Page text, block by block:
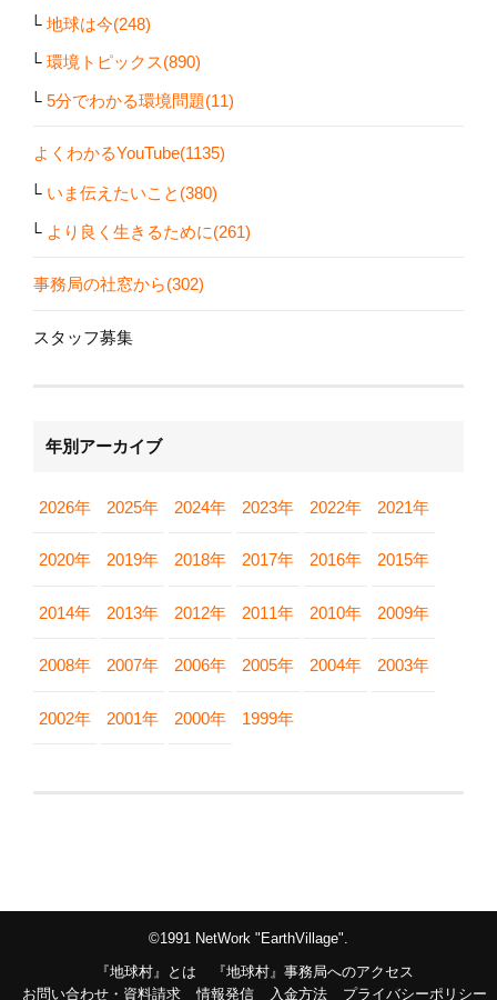
地球は今(248)
環境トピックス(890)
5分でわかる環境問題(11)
よくわかるYouTube(1135)
いま伝えたいこと(380)
より良く生きるために(261)
事務局の社窓から(302)
スタッフ募集
年別アーカイブ
2026年 2025年 2024年 2023年 2022年 2021年
2020年 2019年 2018年 2017年 2016年 2015年
2014年 2013年 2012年 2011年 2010年 2009年
2008年 2007年 2006年 2005年 2004年 2003年
2002年 2001年 2000年 1999年
©1991 NetWork "EarthVillage".
『地球村』とは
『地球村』事務局へのアクセス
お問い合わせ・資料請求
情報発信 入金方法 プライバシーポリシー